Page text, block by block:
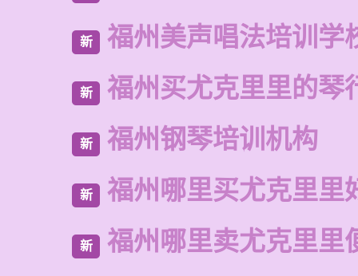
新 福州美声唱法培训学
新 福州买尤克里里的琴
新 福州钢琴培训机构
新 福州哪里买尤克里里
新 福州哪里卖尤克里里